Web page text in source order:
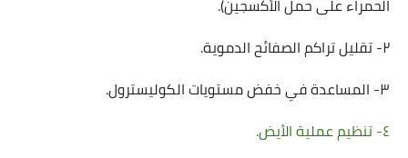
الحمراء على حمل الأكسجين).
٢- تقليل تراكم الصفائح الدموية.
٣- المساعدة في خفض مستويات الكوليسترول.
٤- تنظيم عملية الأيض.